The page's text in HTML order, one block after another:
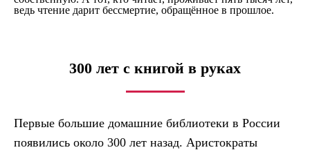
ведь чтение дарит бессмертие, обращённое в прошлое.
300 лет с книгой в руках
Первые большие домашние библиотеки в России
появились около 300 лет назад. Аристократы